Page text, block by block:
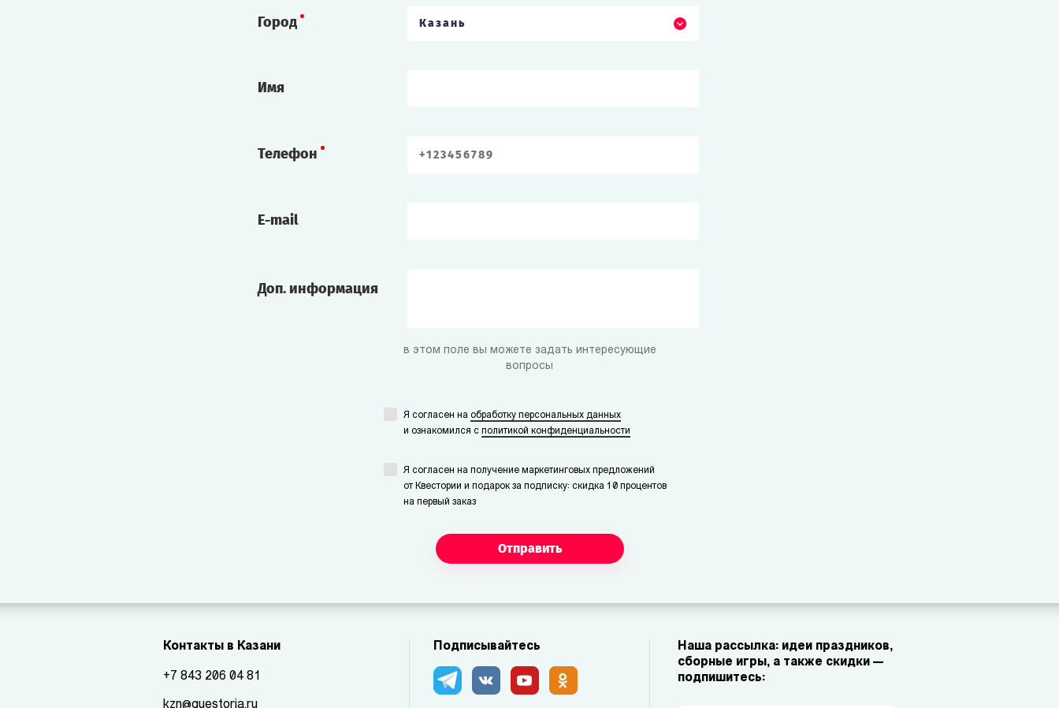
Город Казань
Имя
Телефон
E-mail
Доп. информация
в этом поле вы можете задать интересующие
вопросы
Я согласен на обработку персональных данных
и ознакомился с политикой конфиденциальности
Я согласен на получение маркетинговых предложений
от Квестории и подарок за подписку: скидка 10 процентов
на первый заказ
Отправить
Контакты в Казани
+7 843 206 04 81
kzn@questoria.ru
Подписывайтесь
Наша рассылка: идеи праздников,
сборные игры, а также скидки —
подпишитесь: